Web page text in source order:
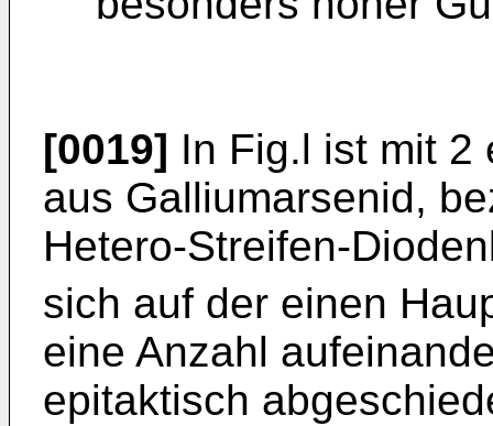
[0019] In Fig.l ist mit 2
aus Galliumarsenid,
Hetero-Streifen-
sich auf der einen
eine Anzahl
epitaktisch